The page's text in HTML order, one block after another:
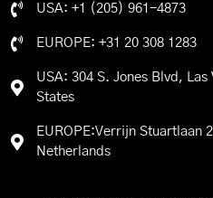
USA: +1 (205) 961-4873
EUROPE: +31 20 308 1283
USA: 304 S. Jones Blvd,
States
EUROPE:Verrijn Stuartlaan
Netherlands